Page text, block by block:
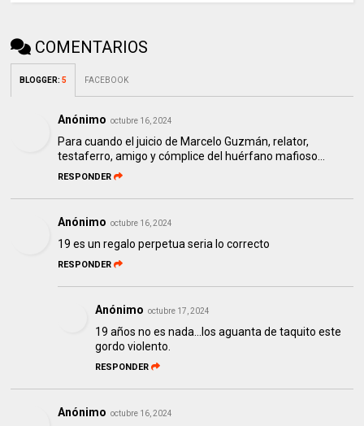
COMENTARIOS
BLOGGER:5 FACEBOOK
Anónimo octubre 16, 2024
Para cuando el juicio de Marcelo Guzmán, relator,
testaferro, amigo y cómplice del huérfano mafioso...
RESPONDER
Anónimo octubre 16, 2024
19 es un regalo perpetua seria lo correcto
RESPONDER
Anónimo octubre 17, 2024
19 años no es nada...los aguanta de taquito este
gordo violento.
RESPONDER
Anónimo octubre 16, 2024